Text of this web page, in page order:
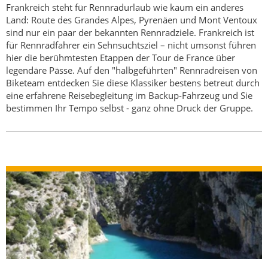
Frankreich steht für Rennradurlaub wie kaum ein anderes
Land: Route des Grandes Alpes, Pyrenäen und Mont Ventoux
sind nur ein paar der bekannten Rennradziele. Frankreich ist
für Rennradfahrer ein Sehnsuchtsziel – nicht umsonst führen
hier die berühmtesten Etappen der Tour de France über
legendäre Pässe. Auf den "halbgeführten" Rennradreisen von
Biketeam entdecken Sie diese Klassiker bestens betreut durch
eine erfahrene Reisebegleitung im Backup-Fahrzeug und Sie
bestimmen Ihr Tempo selbst - ganz ohne Druck der Gruppe.